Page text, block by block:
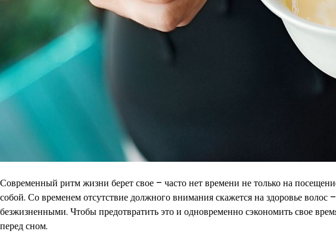
Современный ритм жизни берет свое – часто нет времени не только на
собой. Со временем отсутствие должного внимания скажется на здоровье
безжизненными. Чтобы предотвратить это и одновременно сэкономить свое
перед сном.